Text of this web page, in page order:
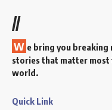
//
W e bring you
stories that matter most
world.
Quick Link